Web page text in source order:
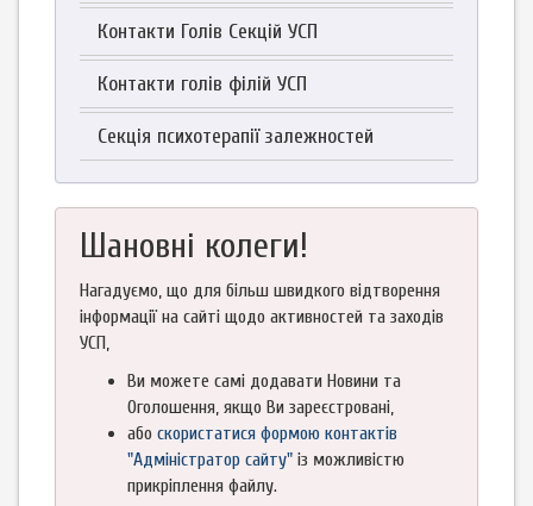
Контакти Голів Секцій УСП
Контакти голів філій УСП
Секція психотерапії залежностей
Шановні колеги!
Нагадуємо, що для більш швидкого відтворення
інформації на сайті щодо активностей та заходів
УСП,
Ви можете самі додавати Новини та
Оголошення, якщо Ви зареєстровані,
або скористатися формою контактів
"Адміністратор сайту" із можливістю
прикріплення файлу.